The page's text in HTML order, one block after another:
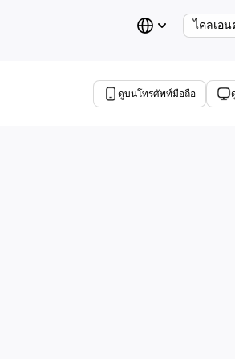
ไคลเอน
ดูบนโทรศัพท์มือถือ